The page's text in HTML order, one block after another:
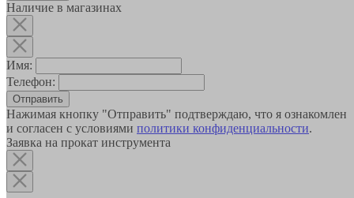
Наличие в магазинах
Имя:
Телефон:
Отправить
Нажимая кнопку "Отправить" подтверждаю, что я ознакомлен
и согласен с условиями политики конфиденциальности.
Заявка на прокат инструмента